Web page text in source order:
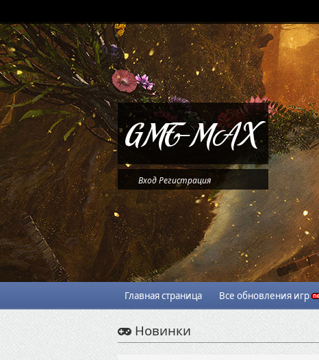
ВходРегистрация
Главная страница Все обновления игр
Новинки